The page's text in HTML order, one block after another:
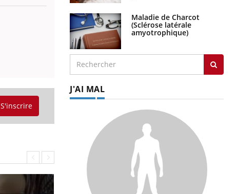
S'inscrire
Maladie de Charcot
(Sclérose latérale
amyotrophique)
J'AI MAL